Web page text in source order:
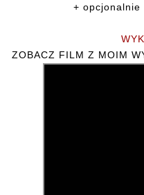
+ opcjonalnie
ZOBACZ FILM Z MOIM